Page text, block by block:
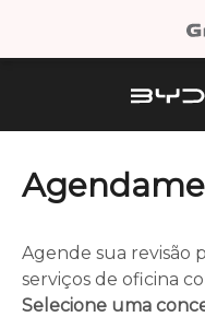
Agende sua revisão
serviços de oficina
Selecione uma